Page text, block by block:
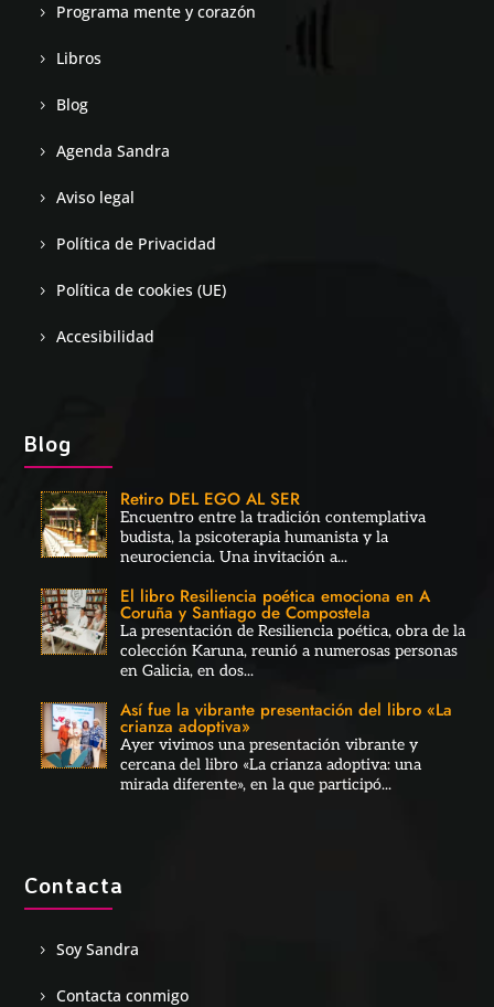
Programa mente y corazón
Libros
Blog
Agenda Sandra
Aviso legal
Política de Privacidad
Política de cookies (UE)
Accesibilidad
Blog
Retiro DEL EGO AL SER
Encuentro entre la tradición contemplativa
budista, la psicoterapia humanista y la
neurociencia. Una invitación a...
El libro Resiliencia poética emociona en A
Coruña y Santiago de Compostela
La presentación de Resiliencia poética, obra de la
colección Karuna, reunió a numerosas personas
en Galicia, en dos...
Así fue la vibrante presentación del libro «La
crianza adoptiva»
Ayer vivimos una presentación vibrante y
cercana del libro «La crianza adoptiva: una
mirada diferente», en la que participó...
Contacta
Soy Sandra
Contacta conmigo